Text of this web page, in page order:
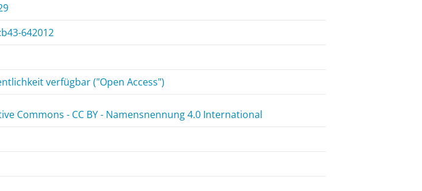
642012
verfügbar ("Open Access")
Commons - CC BY - Namensnennung 4.0 International